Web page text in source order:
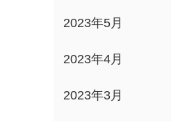
2023年5月
2023年4月
2023年3月